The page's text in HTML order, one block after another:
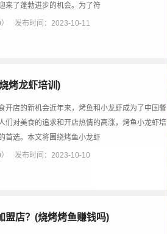
来了蓬勃进步的机会。为了符
发布时间：2023-10-11
烤龙虾培训)
开店的新机会近年来，烤鱼和小龙虾成为了中国餐
们对美食的追求和开店热情的高涨，烤鱼小龙虾培
首选。本文将围绕烤鱼小龙虾
发布时间：2023-10-10
盟店？(烧烤烤鱼赚钱吗)